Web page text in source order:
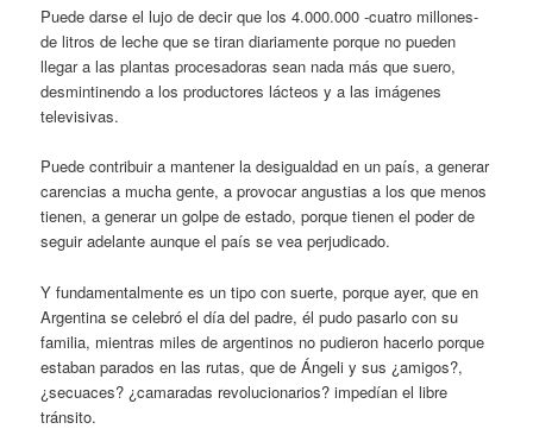
Puede darse el lujo de decir que los 4.000.000 -cuatro millones-
de litros de leche que se tiran diariamente porque no pueden
llegar a las plantas procesadoras sean nada más que suero,
desmintinendo a los productores lácteos y a las imágenes
televisivas.
Puede contribuir a mantener la desigualdad en un país, a generar
carencias a mucha gente, a provocar angustias a los que menos
tienen, a generar un golpe de estado, porque tienen el poder de
seguir adelante aunque el país se vea perjudicado.
Y fundamentalmente es un tipo con suerte, porque ayer, que en
Argentina se celebró el día del padre, él pudo pasarlo con su
familia, mientras miles de argentinos no pudieron hacerlo porque
estaban parados en las rutas, que de Ángeli y sus ¿amigos?,
¿secuaces? ¿camaradas revolucionarios? impedían el libre
tránsito.